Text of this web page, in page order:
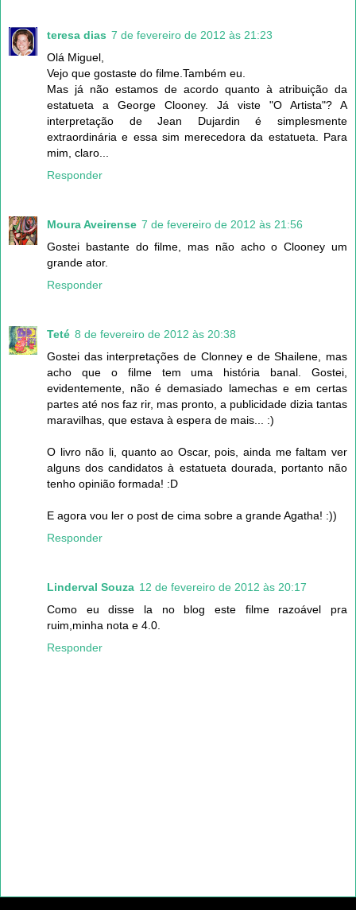
teresa dias 7 de fevereiro de 2012 às 21:23
Olá Miguel,
Vejo que gostaste do filme.Também eu.
Mas já não estamos de acordo quanto à atribuição da
estatueta a George Clooney. Já viste "O Artista"? A
interpretação de Jean Dujardin é simplesmente
extraordinária e essa sim merecedora da estatueta. Para
mim, claro...
Responder
Moura Aveirense 7 de fevereiro de 2012 às 21:56
Gostei bastante do filme, mas não acho o Clooney um
grande ator.
Responder
Teté 8 de fevereiro de 2012 às 20:38
Gostei das interpretações de Clonney e de Shailene, mas
acho que o filme tem uma história banal. Gostei,
evidentemente, não é demasiado lamechas e em certas
partes até nos faz rir, mas pronto, a publicidade dizia tantas
maravilhas, que estava à espera de mais... :)
O livro não li, quanto ao Oscar, pois, ainda me faltam ver
alguns dos candidatos à estatueta dourada, portanto não
tenho opinião formada! :D
E agora vou ler o post de cima sobre a grande Agatha! :))
Responder
Linderval Souza 12 de fevereiro de 2012 às 20:17
Como eu disse la no blog este filme razoável pra
ruim,minha nota e 4.0.
Responder